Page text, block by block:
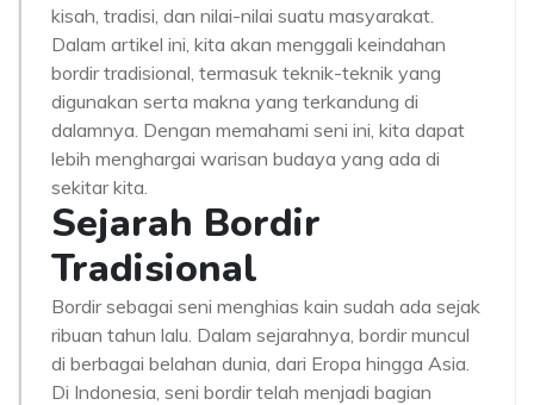
kisah, tradisi, dan nilai-nilai suatu masyarakat.
Dalam artikel ini, kita akan menggali keindahan
bordir tradisional, termasuk teknik-teknik yang
digunakan serta makna yang terkandung di
dalamnya. Dengan memahami seni ini, kita dapat
lebih menghargai warisan budaya yang ada di
sekitar kita.
Sejarah Bordir
Tradisional
Bordir sebagai seni menghias kain sudah ada sejak
ribuan tahun lalu. Dalam sejarahnya, bordir muncul
di berbagai belahan dunia, dari Eropa hingga Asia.
Di Indonesia, seni bordir telah menjadi bagian